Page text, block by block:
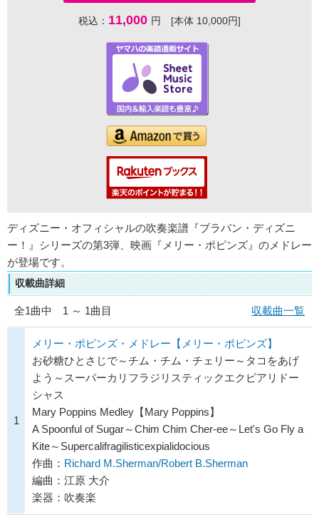
税込： 11,000 円 [本体 10,000円]
ディズニー・オフィシャルの吹奏楽譜『ブラバン・ディズニ
ー！』シリーズの第3弾、映画『メリー・ポピンズ』のメドレー
が登場です。
収載曲詳細
全1曲中 1 ～ 1曲目 収載曲一覧
1
メリー・ポピンズ・メドレー【メリー・ポピンズ】
お砂糖ひとさじで～チム・チム・チェリー～タコをあげ
よう～スーパーカリフラジリスティックエクピアリドー
シャス
Mary Poppins Medley【Mary Poppins】
A Spoonful of Sugar～Chim Chim Cher-ee～Let's Go Fly a
Kite～Supercalifragilisticexpialidocious
作曲： Richard M.Sherman/Robert B.Sherman
編曲：江原 大介
楽器：吹奏楽